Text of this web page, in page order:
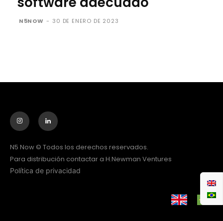
N5NOW - 30 DE ENERO DE 2023
N5 Now © Todos los derechos reservados.
Para distribución contactar a H.Newman Ventures
Política de privacidad